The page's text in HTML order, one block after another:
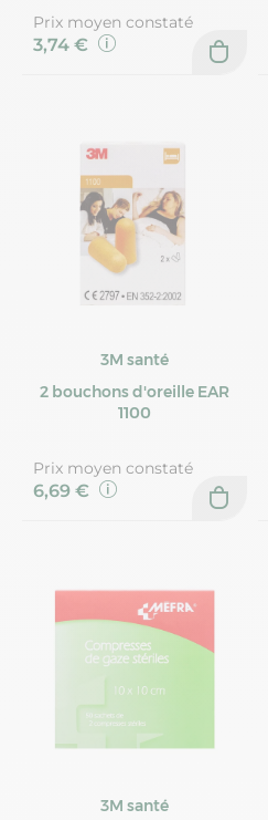
Prix moyen constaté
3,74 €
3M santé
2 bouchons d'oreille EAR
1100
Prix moyen constaté
6,69 €
3M santé